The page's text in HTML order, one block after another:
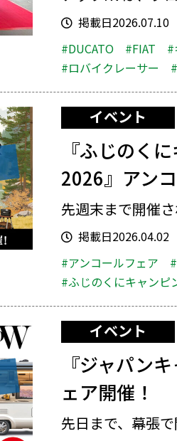
掲載日2026.07.10
#DUCATO
#FIAT #
#ロバイクレーサー
イベント
『ふじのく
2026』アン
先週末まで開催
掲載日2026.04.02
#アンコールフェア
#ふじのくにキャンピ
イベント
『ジャパン
ェア開催！
先日まで、幕張